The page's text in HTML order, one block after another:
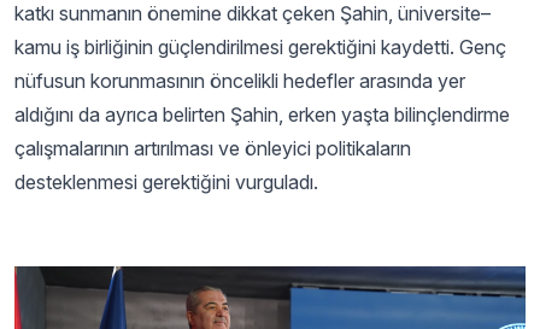
katkı sunmanın önemine dikkat çeken Şahin, üniversite–
kamu iş birliğinin güçlendirilmesi gerektiğini kaydetti. Genç
nüfusun korunmasının öncelikli hedefler arasında yer
aldığını da ayrıca belirten Şahin, erken yaşta bilinçlendirme
çalışmalarının artırılması ve önleyici politikaların
desteklenmesi gerektiğini vurguladı.